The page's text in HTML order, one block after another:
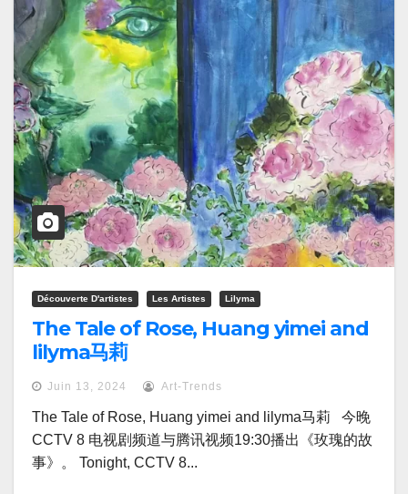
Découverte D'artistes Les Artistes Lilyma
The Tale of Rose, Huang yimei and
lilyma马莉
Juin 13, 2024 Art-Trends
The Tale of Rose, Huang yimei and lilyma马莉 今晚
CCTV 8 电视剧频道与腾讯视频19:30播出《玫瑰的故
事》。 Tonight, CCTV 8...